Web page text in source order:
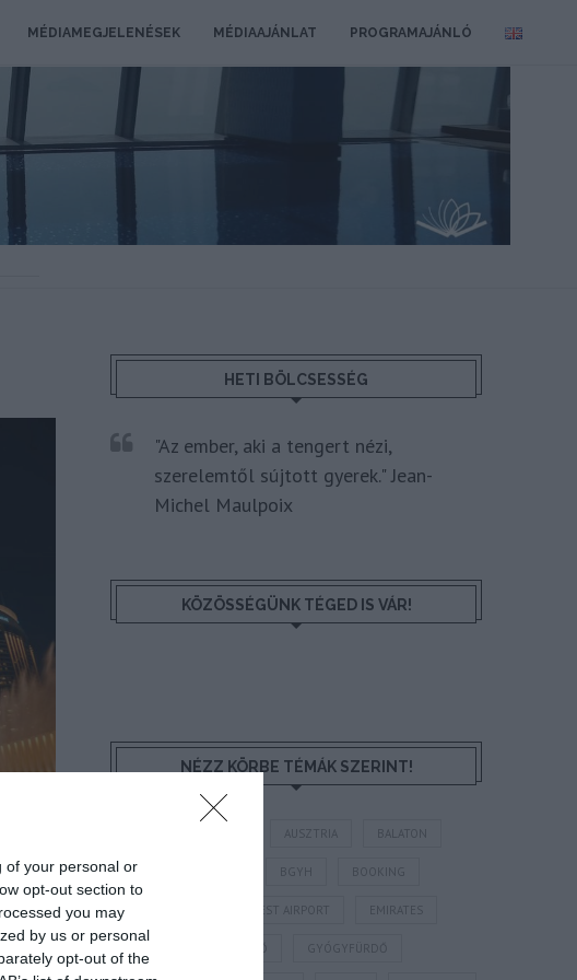
of your personal or
opt-out section to
you may
by us or personal
opt-out of the
MÉDIAMEGJELENÉSEK MÉDIAAJÁNLAT PROGRAMAJÁNLÓ
HETI BÖLCSESSÉG
"Az ember, aki a tengert nézi,
szerelemtől sújtott gyerek." Jean-
Michel Maulpoix
KÖZÖSSÉGÜNK TÉGED IS VÁR!
NÉZZ KÖRBE TÉMÁK SZERINT!
AUSZTRIA BALATON
BELFÖLDI TURIZMUS BGYH BOOKING
BUDAPEST AIRPORT EMIRATES
GYÓGYFÜRDŐ